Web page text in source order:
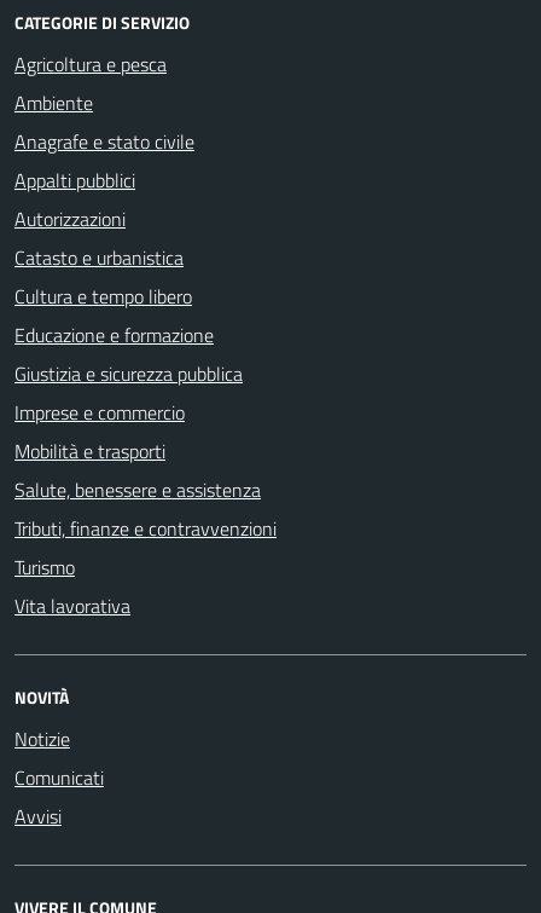
CATEGORIE DI SERVIZIO
Agricoltura e pesca
Ambiente
Anagrafe e stato civile
Appalti pubblici
Autorizzazioni
Catasto e urbanistica
Cultura e tempo libero
Educazione e formazione
Giustizia e sicurezza pubblica
Imprese e commercio
Mobilità e trasporti
Salute, benessere e assistenza
Tributi, finanze e contravvenzioni
Turismo
Vita lavorativa
NOVITÀ
Notizie
Comunicati
Avvisi
VIVERE IL COMUNE